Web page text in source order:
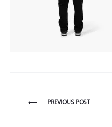
BerichtPREVIOUS POST